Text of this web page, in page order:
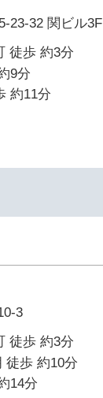
23-32 関ビル3F
徒歩 約3分
9分
約11分
3
徒歩 約3分
徒歩 約10分
14分